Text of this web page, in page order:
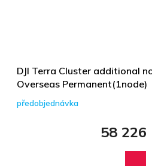
DJI Terra Cluster additional
Overseas Permanent(1node)
předobjednávka
58 226